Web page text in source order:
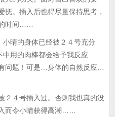
。插入后也得尽量保持思考，
时间……
小晴的身体已经被２４号充分
中用的肉棒都会给予我反应……
问题！可是…身体的自然反应…
２４号插入过。否则我也真的没
而令小晴获得高潮……